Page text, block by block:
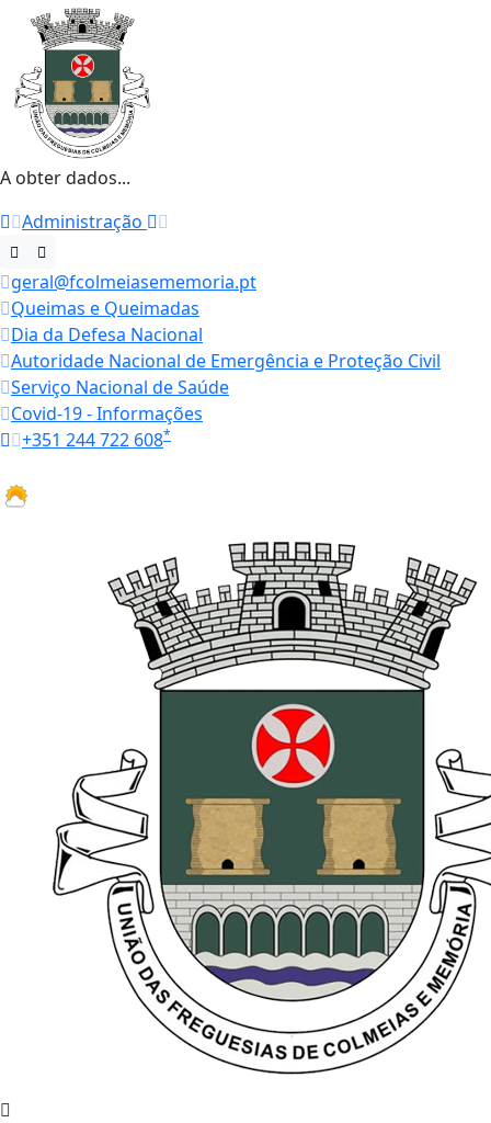
A obter dados...
Administração
geral@fcolmeiasememoria.pt
Queimas e Queimadas
Dia da Defesa Nacional
Autoridade Nacional de Emergência e Proteção Civil
Serviço Nacional de Saúde
Covid-19 - Informações
+351 244 722 608*